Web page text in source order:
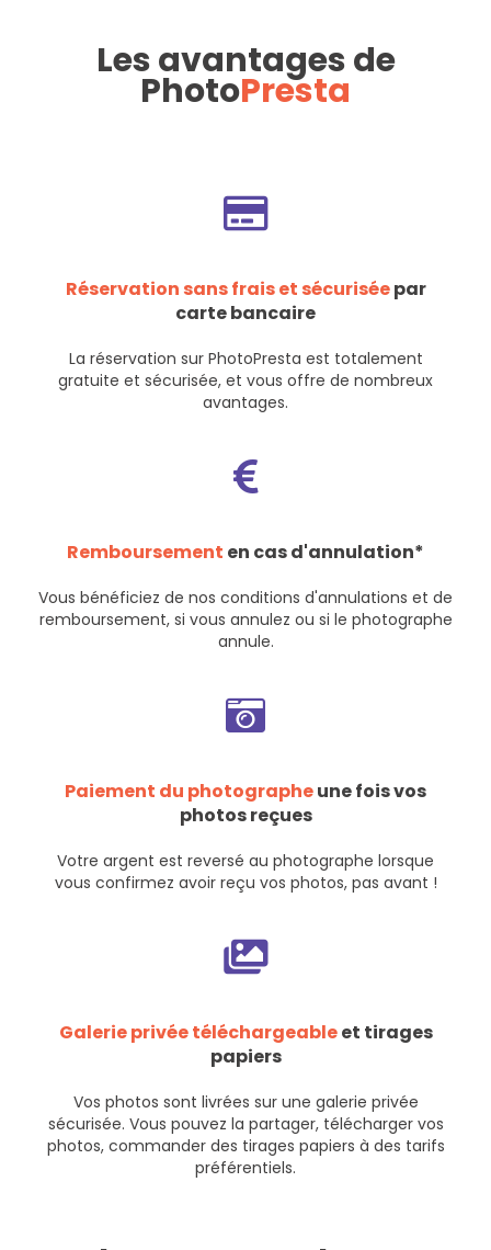
Les avantages de
PhotoPresta
Réservation sans frais et sécuriséepar
carte bancaire
La réservation sur PhotoPresta est totalement
gratuite et sécurisée, et vous offre de nombreux
avantages.
Remboursement en cas d'annulation*
Vous bénéficiez de nos conditions d'annulations et de
remboursement, si vous annulez ou si le photographe
annule.
Paiement du photographeune fois vos
photos reçues
Votre argent est reversé au photographe lorsque
vous confirmez avoir reçu vos photos, pas avant !
Galerie privée téléchargeableet tirages
papiers
Vos photos sont livrées sur une galerie privée
sécurisée. Vous pouvez la partager, télécharger vos
photos, commander des tirages papiers à des tarifs
préférentiels.